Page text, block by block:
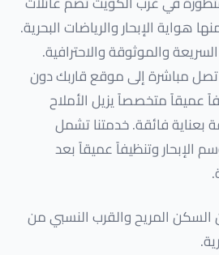
هواية الإبحار والرياضات البحرية.
والموثوقة والاحترافية.
تصل مباشرة إلى موقع قاربك دون
عميقاً متخصصاً يزيل الأملاح
بعناية فائقة. خدمتنا تشمل
الإبحار وتنظيفاً عميقاً بعد
المريح والقرب النسبي من